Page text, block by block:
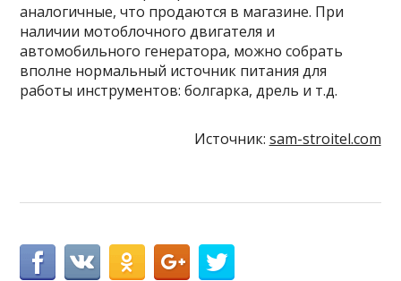
аналогичные, что продаются в магазине. При
наличии мотоблочного двигателя и
автомобильного генератора, можно собрать
вполне нормальный источник питания для
работы инструментов: болгарка, дрель и т.д.
Источник: sam-stroitel.com